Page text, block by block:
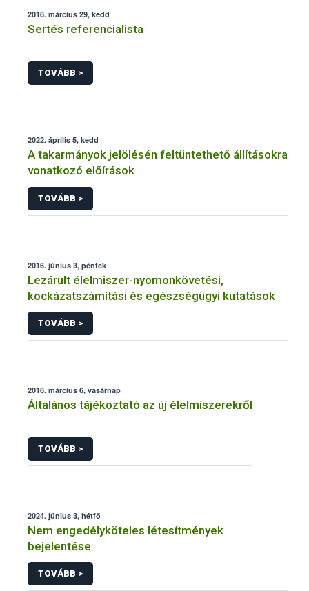
2016. március 29, kedd
Sertés referencialista
TOVÁBB >
2022. április 5, kedd
A takarmányok jelölésén feltüntethető állításokra
vonatkozó előírások
TOVÁBB >
2016. június 3, péntek
Lezárult élelmiszer-nyomonkövetési,
kockázatszámítási és egészségügyi kutatások
TOVÁBB >
2016. március 6, vasárnap
Általános tájékoztató az új élelmiszerekről
TOVÁBB >
2024. június 3, hétfő
Nem engedélyköteles létesítmények
bejelentése
TOVÁBB >